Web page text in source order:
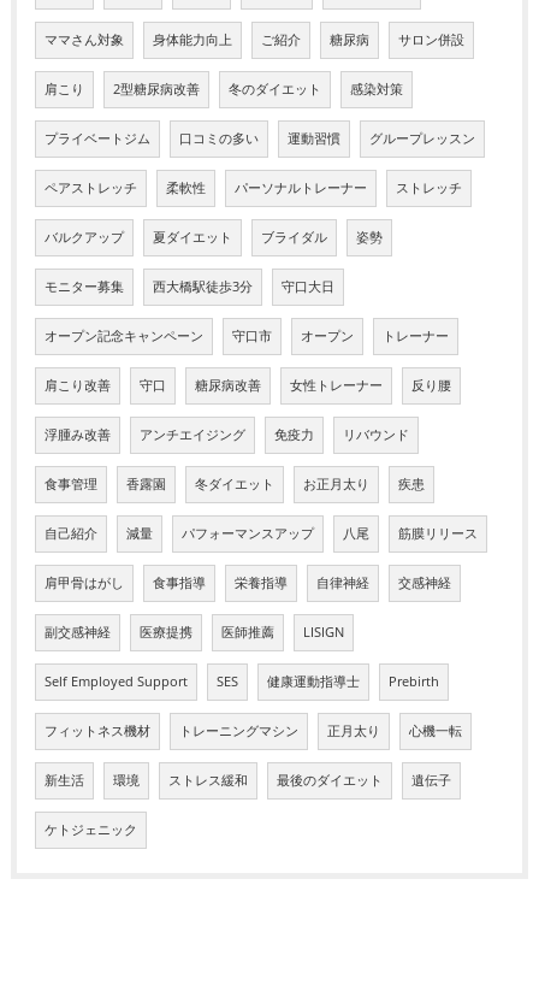
ママさん対象 身体能力向上 ご紹介 糖尿病 サロン併設
肩こり 2型糖尿病改善 冬のダイエット 感染対策
プライベートジム 口コミの多い 運動習慣 グループレッスン
ペアストレッチ 柔軟性 パーソナルトレーナー ストレッチ
バルクアップ 夏ダイエット ブライダル 姿勢
モニター募集 西大橋駅徒歩3分 守口大日
オープン記念キャンペーン 守口市 オープン トレーナー
肩こり改善 守口 糖尿病改善 女性トレーナー 反り腰
浮腫み改善 アンチエイジング 免疫力 リバウンド
食事管理 香露園 冬ダイエット お正月太り 疾患
自己紹介 減量 パフォーマンスアップ 八尾 筋膜リリース
肩甲骨はがし 食事指導 栄養指導 自律神経 交感神経
副交感神経 医療提携 医師推薦 LISIGN
Self Employed Support SES 健康運動指導士 Prebirth
フィットネス機材 トレーニングマシン 正月太り 心機一転
新生活 環境 ストレス緩和 最後のダイエット 遺伝子
ケトジェニック